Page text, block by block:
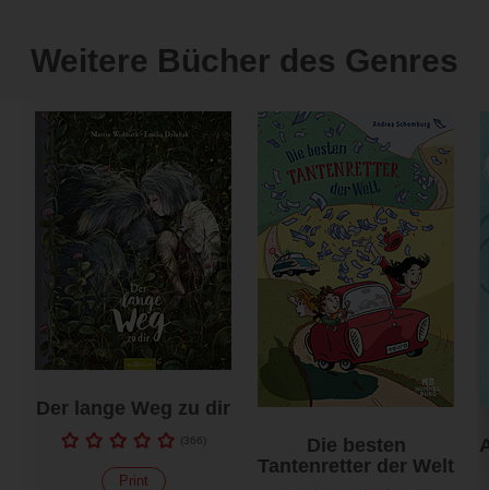
Weitere Bücher des Genres
Der lange Weg zu dir
(366)
Print
Die besten
Tantenretter der Welt